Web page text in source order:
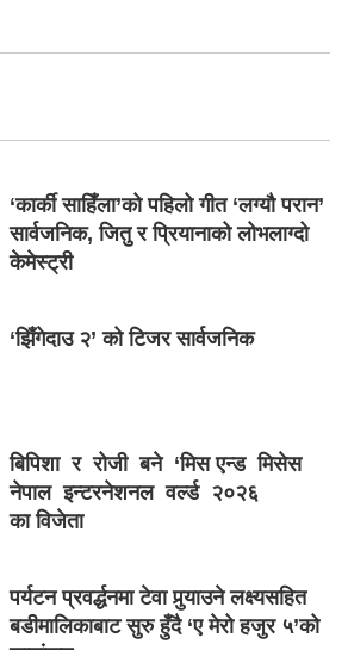
‘कार्की साहिँला’को पहिलो गीत ‘लग्यौ परान’
सार्वजनिक, जितु र प्रियानाको लोभलाग्दो
केमेस्ट्री
‘झिँगेदाउ २’ को टिजर सार्वजनिक
बिपिशा र रोजी बने ‘मिस एन्ड मिसेस
नेपाल इन्टरनेशनल वर्ल्ड २०२६
का विजेता
पर्यटन प्रवर्द्धनमा टेवा पुर्‍याउने लक्ष्यसहित
बडीमालिकाबाट सुरु हुँदै ‘ए मेरो हजुर ५’को